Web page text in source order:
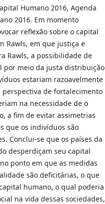
Humano 2016, Agenda
2016. Em momento
reflexão sobre o capital
Rawls, em que justiça e
Rawls, a possibilidade de
por meio da justa distribuição
estariam razoavelmente
perspectiva de fortalecimento
na necessidade de o
a fim de evitar assimetrias
que os indivíduos são
Conclui-se que os países da
desperdiçam seu capital
ponto em que as medidas
são deficitárias, o que
humano, o qual poderia
na vida dessas sociedades,